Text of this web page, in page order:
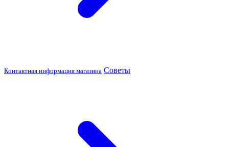
Контактная информация магазина Советы